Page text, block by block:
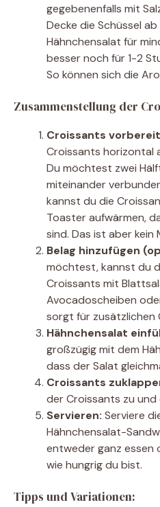
gegebenenfalls mit
Decke die Schüssel
Hähnchensalat für
besser noch für 1-2
So können sich die
Zusammenstellung der
Croissants
Croissants horizontal
Du möchtest zwei
miteinander
kannst du die
Toaster aufwärmen,
sind. Das ist aber kein
Belag hinzufügen
möchtest, kannst du
Croissants mit
Avocadoscheiben
sorgt für zusätzlichen
Hähnchensalat
großzügig mit dem
dass der Salat
Croissants
der Croissants zu und
Servieren: Serviere
Hähnchensalat-
entweder ganz essen
wie hungrig du bist.
Tipps und Variationen: